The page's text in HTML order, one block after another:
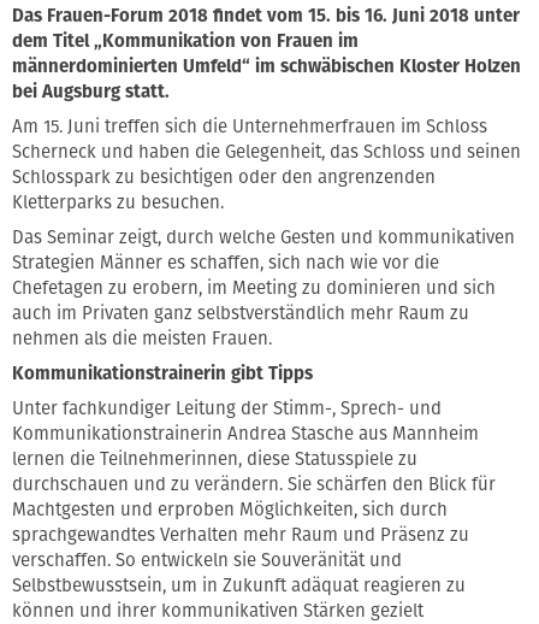
Das Frauen-Forum 2018 findet vom 15. bis 16. Juni 2018 unter
dem Titel „Kommunikation von Frauen im
männerdominierten Umfeld“ im schwäbischen Kloster Holzen
bei Augsburg statt.
Am 15. Juni treffen sich die Unternehmerfrauen im Schloss
Scherneck und haben die Gelegenheit, das Schloss und seinen
Schlosspark zu besichtigen oder den angrenzenden
Kletterparks zu besuchen.
Das Seminar zeigt, durch welche Gesten und kommunikativen
Strategien Männer es schaffen, sich nach wie vor die
Chefetagen zu erobern, im Meeting zu dominieren und sich
auch im Privaten ganz selbstverständlich mehr Raum zu
nehmen als die meisten Frauen.
Kommunikationstrainerin gibt Tipps
Unter fachkundiger Leitung der Stimm-, Sprech- und
Kommunikationstrainerin Andrea Stasche aus Mannheim
lernen die Teilnehmerinnen, diese Statusspiele zu
durchschauen und zu verändern. Sie schärfen den Blick für
Machtgesten und erproben Möglichkeiten, sich durch
sprachgewandtes Verhalten mehr Raum und Präsenz zu
verschaffen. So entwickeln sie Souveränität und
Selbstbewusstsein, um in Zukunft adäquat reagieren zu
können und ihrer kommunikativen Stärken gezielt